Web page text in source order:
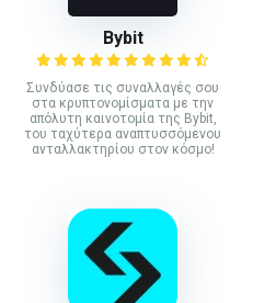
Bybit
Συνδύασε τις συναλλαγές σου
στα κρυπτονομίσματα με την
απόλυτη καινοτομία της Bybit,
του ταχύτερα αναπτυσσόμενου
ανταλλακτηρίου στον κόσμο!